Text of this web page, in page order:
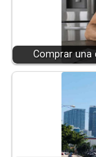
Comprar una